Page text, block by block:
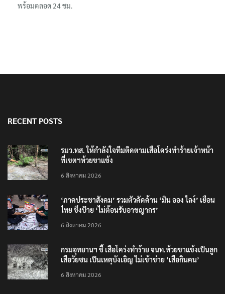
พร้อมตลอด 24 ชม.
RECENT POSTS
รมว.ทส. ให้กำลังใจทีมติดตามเสือโคร่งทำร้ายเจ้าหน้า
ที่เขตฯห้วยขาแข้ง
6 สิงหาคม 2026
‘ภาคประชาสังคม’ รวมตัวคัดค้าน ‘มิน ออง ไลง์’ เยือน
ไทย ขึงป้าย ‘ไม่ต้อนรับอาชญากร’
6 สิงหาคม 2026
กรมอุทยานฯ ชี้ เสือโคร่งทำร้าย จนท.ห้วยขาแข้งเป็นลูก
เสือวัยซน เป็นเหตุบังเอิญ ไม่เข้าข่าย ‘เสือกินคน’
6 สิงหาคม 2026